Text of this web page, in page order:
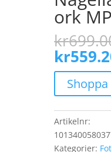
ork
kr
kr
Artikelnr:
Kategorier: